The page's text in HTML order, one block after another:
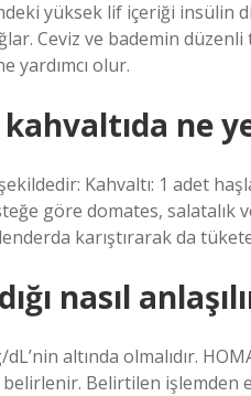
yüksek lif içeriği insülin
Ceviz ve bademin
yardımcı olur.
ne
Kahvaltı: 1 adet
göre domates,
karıştırarak da
nasıl
altında olmalıdır.
Belirtilen işlemden